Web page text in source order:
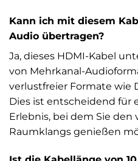
Kann ich mit diesem
Audio übertragen?
Ja, dieses HDMI-Kabel
von Mehrkanal-
verlustfreier Formate wie
Dies ist entscheidend für
Erlebnis, bei dem Sie den
Raumklangs genießen